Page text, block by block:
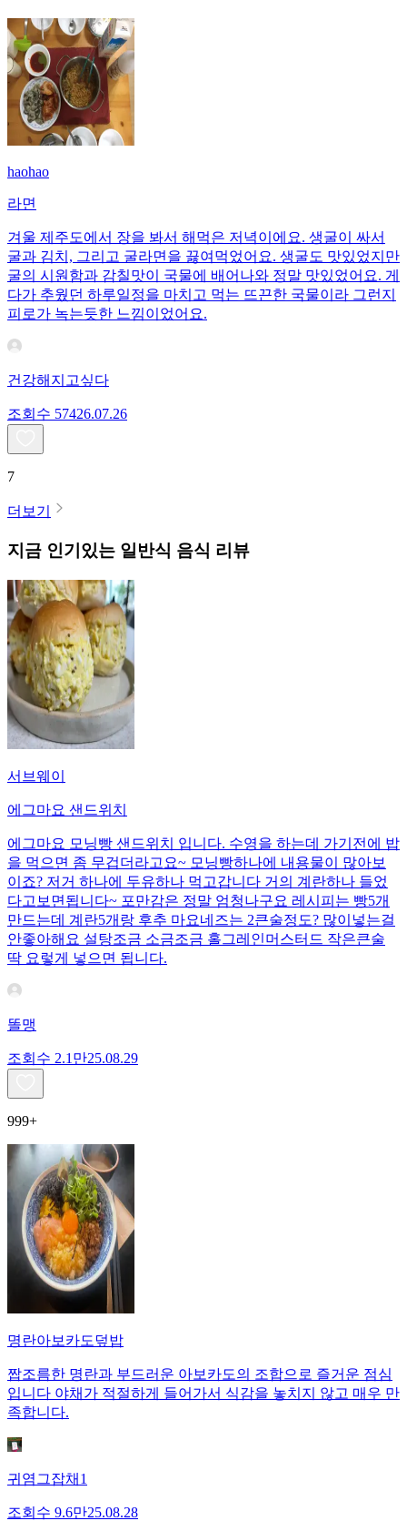
haohao
라면
겨울 제주도에서 장을 봐서 해먹은 저녁이에요. 생굴이 싸서
굴과 김치, 그리고 굴라면을 끓여먹었어요. 생굴도 맛있었지만
굴의 시원함과 감칠맛이 국물에 배어나와 정말 맛있었어요. 게
다가 추웠던 하루일정을 마치고 먹는 뜨끈한 국물이라 그런지
피로가 녹는듯한 느낌이었어요.
건강해지고싶다
조회수 57426.07.26
7
더보기
지금 인기있는 일반식 음식 리뷰
서브웨이
에그마요 샌드위치
에그마요 모닝빵 샌드위치 입니다. 수영을 하는데 가기전에 밥
을 먹으면 좀 무겁더라고요~ 모닝빵하나에 내용물이 많아보
이죠? 저거 하나에 두유하나 먹고갑니다 거의 계란하나 들었
다고보면됩니다~ 포만감은 정말 엄청나구요 레시피는 빵5개
만드는데 계란5개랑 후추 마요네즈는 2큰술정도? 많이넣는걸
안좋아해요 설탕조금 소금조금 홀그레인머스터드 작은큰술
딱 요렇게 넣으면 됩니다.
똘맹
조회수 2.1만25.08.29
999+
명란아보카도덮밥
짭조름한 명란과 부드러운 아보카도의 조합으로 즐거운 점심
입니다 야채가 적절하게 들어가서 식감을 놓치지 않고 매우 만
족합니다.
귀염그잡채1
조회수 9.6만25.08.28